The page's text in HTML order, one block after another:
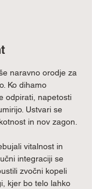
naravno orodje za
Ko dihamo
odpirati, napetosti
Ustvari se
in nov zagon.
vitalnost in
integraciji se
zvočni kopeli
kjer bo telo lahko